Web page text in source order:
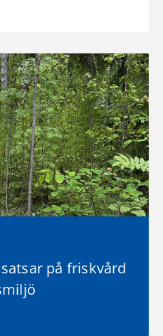
på friskvård